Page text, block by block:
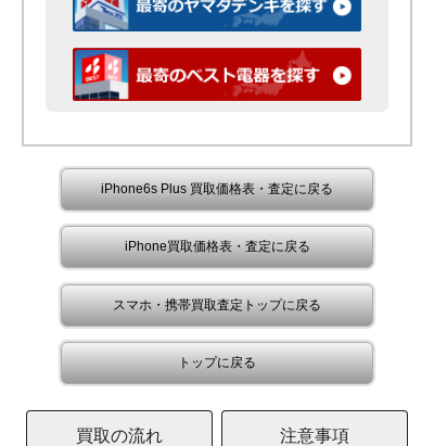
iPhone6s Plus 買取価格表・査定に戻る
iPhone買取価格表・査定に戻る
スマホ・携帯買取査定トップに戻る
トップに戻る
買取の流れ 注意事項